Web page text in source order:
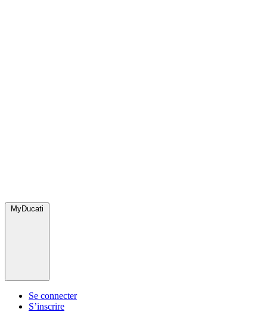
MyDucati
Se connecter
S’inscrire